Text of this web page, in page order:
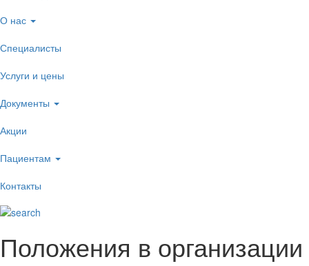
О нас
Специалисты
Услуги и цены
Документы
Акции
Пациентам
Контакты
Положения в организации